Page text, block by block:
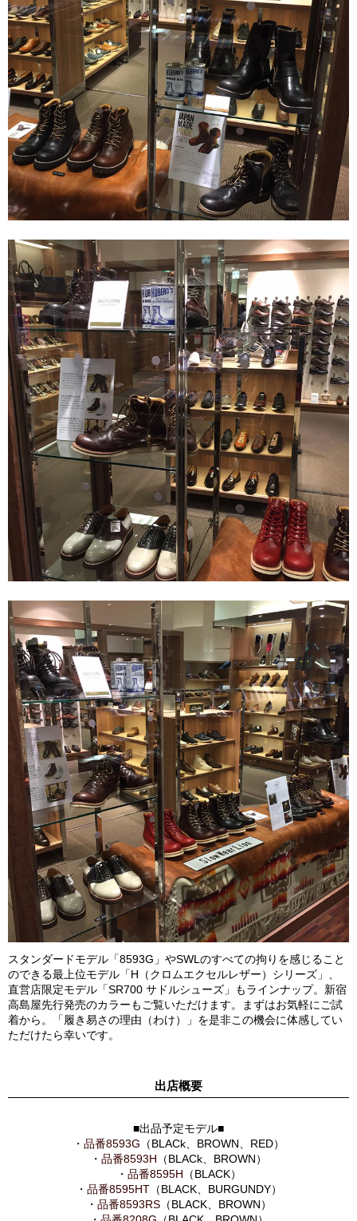
スタンダードモデル「8593G」やSWLのすべての拘りを感じること
のできる最上位モデル「H（クロムエクセルレザー）シリーズ」、
直営店限定モデル「SR700 サドルシューズ」もラインナップ。新宿
高島屋先行発売のカラーもご覧いただけます。まずはお気軽にご試
着から。「履き易さの理由（わけ）」を是非この機会に体感してい
ただけたら幸いです。
出店概要
■出品予定モデル■
・ 品番8593G （BLACk、BROWN、RED）
・ 品番8593H （BLACk、BROWN）
・ 品番8595H （BLACK）
・ 品番8595HT（BLACK、BURGUNDY）
・ 品番8593RS（BLACK、BROWN）